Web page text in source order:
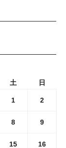
土 日
1 2
8 9
15 16